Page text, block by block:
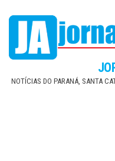
content
NOTÍCIAS DO PARANÁ, SANTA